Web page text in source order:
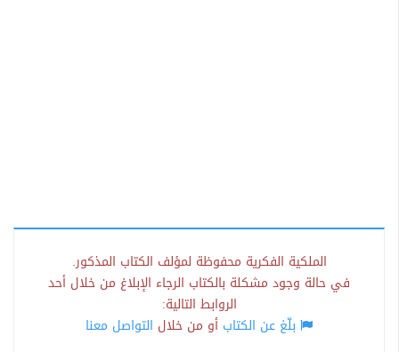
الملكية الفكرية محفوظة لمؤلف الكتاب المذكور.
في حالة وجود مشكلة بالكتاب الرجاء الإبلاغ من خلال أحد
الروابط التالية:
بلّغ عن الكتاب أو من خلال التواصل معنا